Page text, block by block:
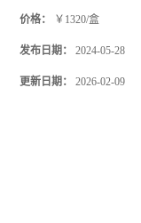
价格： ￥1320/盒
发布日期： 2024-05-28
更新日期： 2026-02-09